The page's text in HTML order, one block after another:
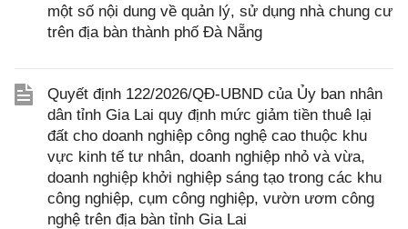
một số nội dung về quản lý, sử dụng nhà chung cư
trên địa bàn thành phố Đà Nẵng
Quyết định 122/2026/QĐ-UBND của Ủy ban nhân
dân tỉnh Gia Lai quy định mức giảm tiền thuê lại
đất cho doanh nghiệp công nghệ cao thuộc khu
vực kinh tế tư nhân, doanh nghiệp nhỏ và vừa,
doanh nghiệp khởi nghiệp sáng tạo trong các khu
công nghiệp, cụm công nghiệp, vườn ươm công
nghệ trên địa bàn tỉnh Gia Lai